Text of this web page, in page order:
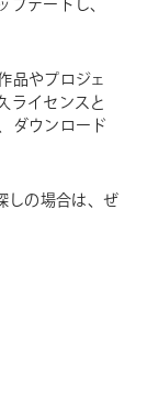
デートし、
品やプロジェ
ライセンスと
ダウンロード
しの場合は、ぜ